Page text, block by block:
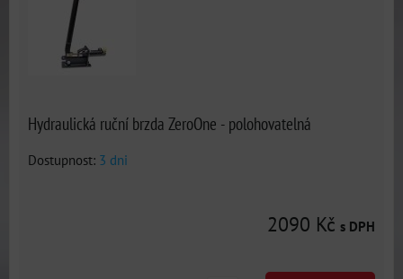
Hydraulická ruční brzda ZeroOne - polohovatelná
Dostupnost: 3 dni
2090 Kč s DPH